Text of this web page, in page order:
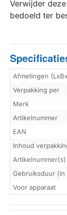
Verwijder
bedoeld ter
Afmetingen
Verpakking per
Merk
Artikelnummer
EAN
Inhoud
Gebruiksduur (in
Voor apparaat